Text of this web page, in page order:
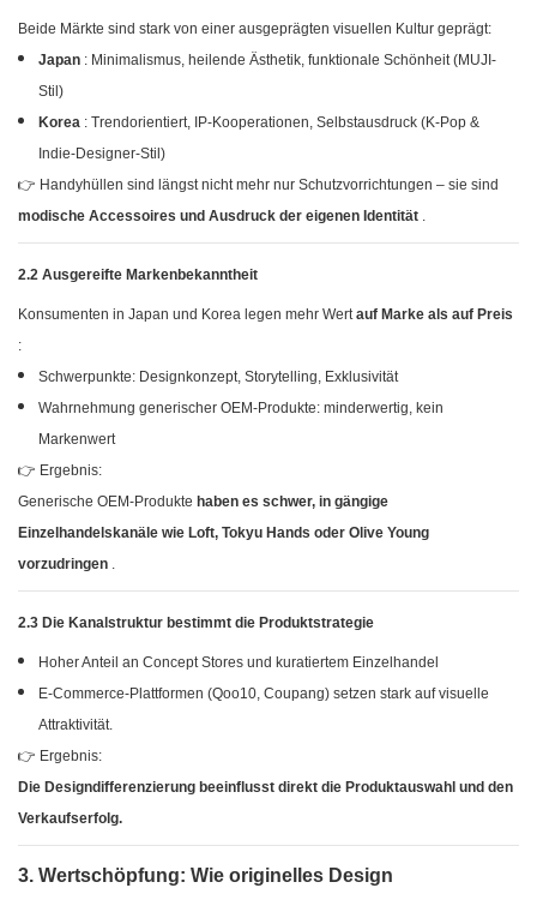
Beide Märkte sind stark von einer ausgeprägten visuellen Kultur geprägt:
Japan: Minimalismus, heilende Ästhetik, funktionale Schönheit (MUJI-
Stil)
Korea: Trendorientiert, IP-Kooperationen, Selbstausdruck (K-Pop &
Indie-Designer-Stil)
👉 Handyhüllen sind längst nicht mehr nur Schutzvorrichtungen – sie sind
modische Accessoires und Ausdruck der eigenen Identität .
2.2 Ausgereifte Markenbekanntheit
Konsumenten in Japan und Korea legen mehr Wertauf Marke als auf Preis
:
Schwerpunkte: Designkonzept, Storytelling, Exklusivität
Wahrnehmung generischer OEM-Produkte: minderwertig, kein
Markenwert
👉 Ergebnis:
Generische OEM-Produkte haben es schwer, in gängige
Einzelhandelskanäle wie Loft, Tokyu Hands oder Olive Young
vorzudringen .
2.3 Die Kanalstruktur bestimmt die Produktstrategie
Hoher Anteil an Concept Stores und kuratiertem Einzelhandel
E-Commerce-Plattformen (Qoo10, Coupang) setzen stark auf visuelle
Attraktivität.
👉 Ergebnis:
Die Designdifferenzierung beeinflusst direkt die Produktauswahl und den
Verkaufserfolg.
3. Wertschöpfung: Wie originelles Design